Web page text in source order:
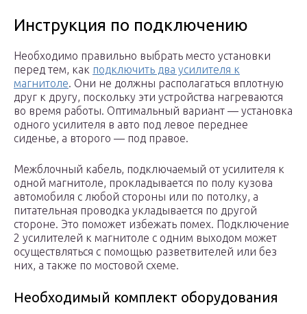
Инструкция по подключению
Необходимо правильно выбрать место установки
перед тем, как подключить два усилителя к
магнитоле. Они не должны располагаться вплотную
друг к другу, поскольку эти устройства нагреваются
во время работы. Оптимальный вариант — установка
одного усилителя в авто под левое переднее
сиденье, а второго — под правое.
Межблочный кабель, подключаемый от усилителя к
одной магнитоле, прокладывается по полу кузова
автомобиля с любой стороны или по потолку, а
питательная проводка укладывается по другой
стороне. Это поможет избежать помех. Подключение
2 усилителей к магнитоле с одним выходом может
осуществляться с помощью разветвителей или без
них, а также по мостовой схеме.
Необходимый комплект оборудования